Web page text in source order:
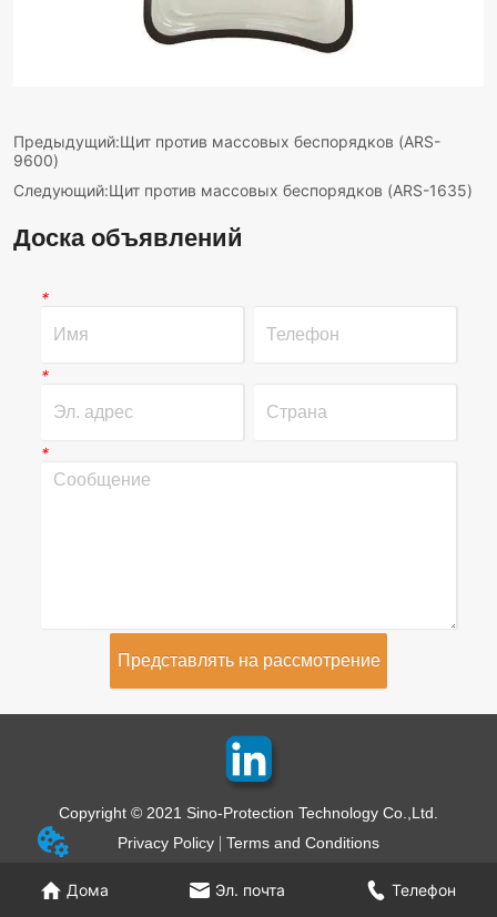
Предыдущий:Щит против массовых беспорядков (ARS-
9600)
Следующий:Щит против массовых беспорядков (ARS-1635)
Доска объявлений
*
*
*
Представлять на рассмотрение
Дома Эл. почта Телефон
Copyright © 2021 Sino-Protection Technology Co.,Ltd.
Privacy Policy
Terms and Conditions